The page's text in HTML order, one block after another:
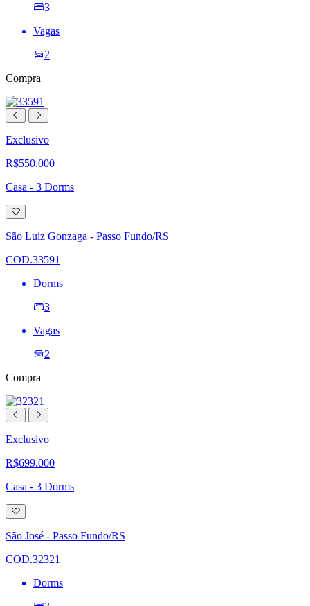
3
Vagas
2
Compra
Exclusivo
R$550.000
Casa - 3 Dorms
Adicionar
à
lista
de
São Luiz Gonzaga - Passo Fundo/RS
COD.33591
Dorms
3
Vagas
2
Compra
Exclusivo
R$699.000
Casa - 3 Dorms
Adicionar
à
lista
de
São José - Passo Fundo/RS
COD.32321
Dorms